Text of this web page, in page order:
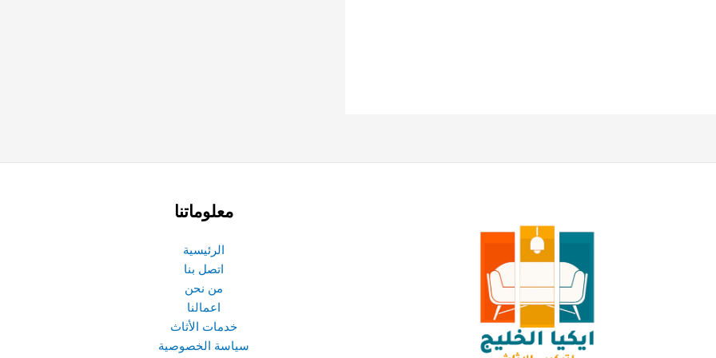
معلوماتنا
الرئيسية
اتصل بنا
من نحن
اعمالنا
خدمات الأثاث
سياسة الخصوصية